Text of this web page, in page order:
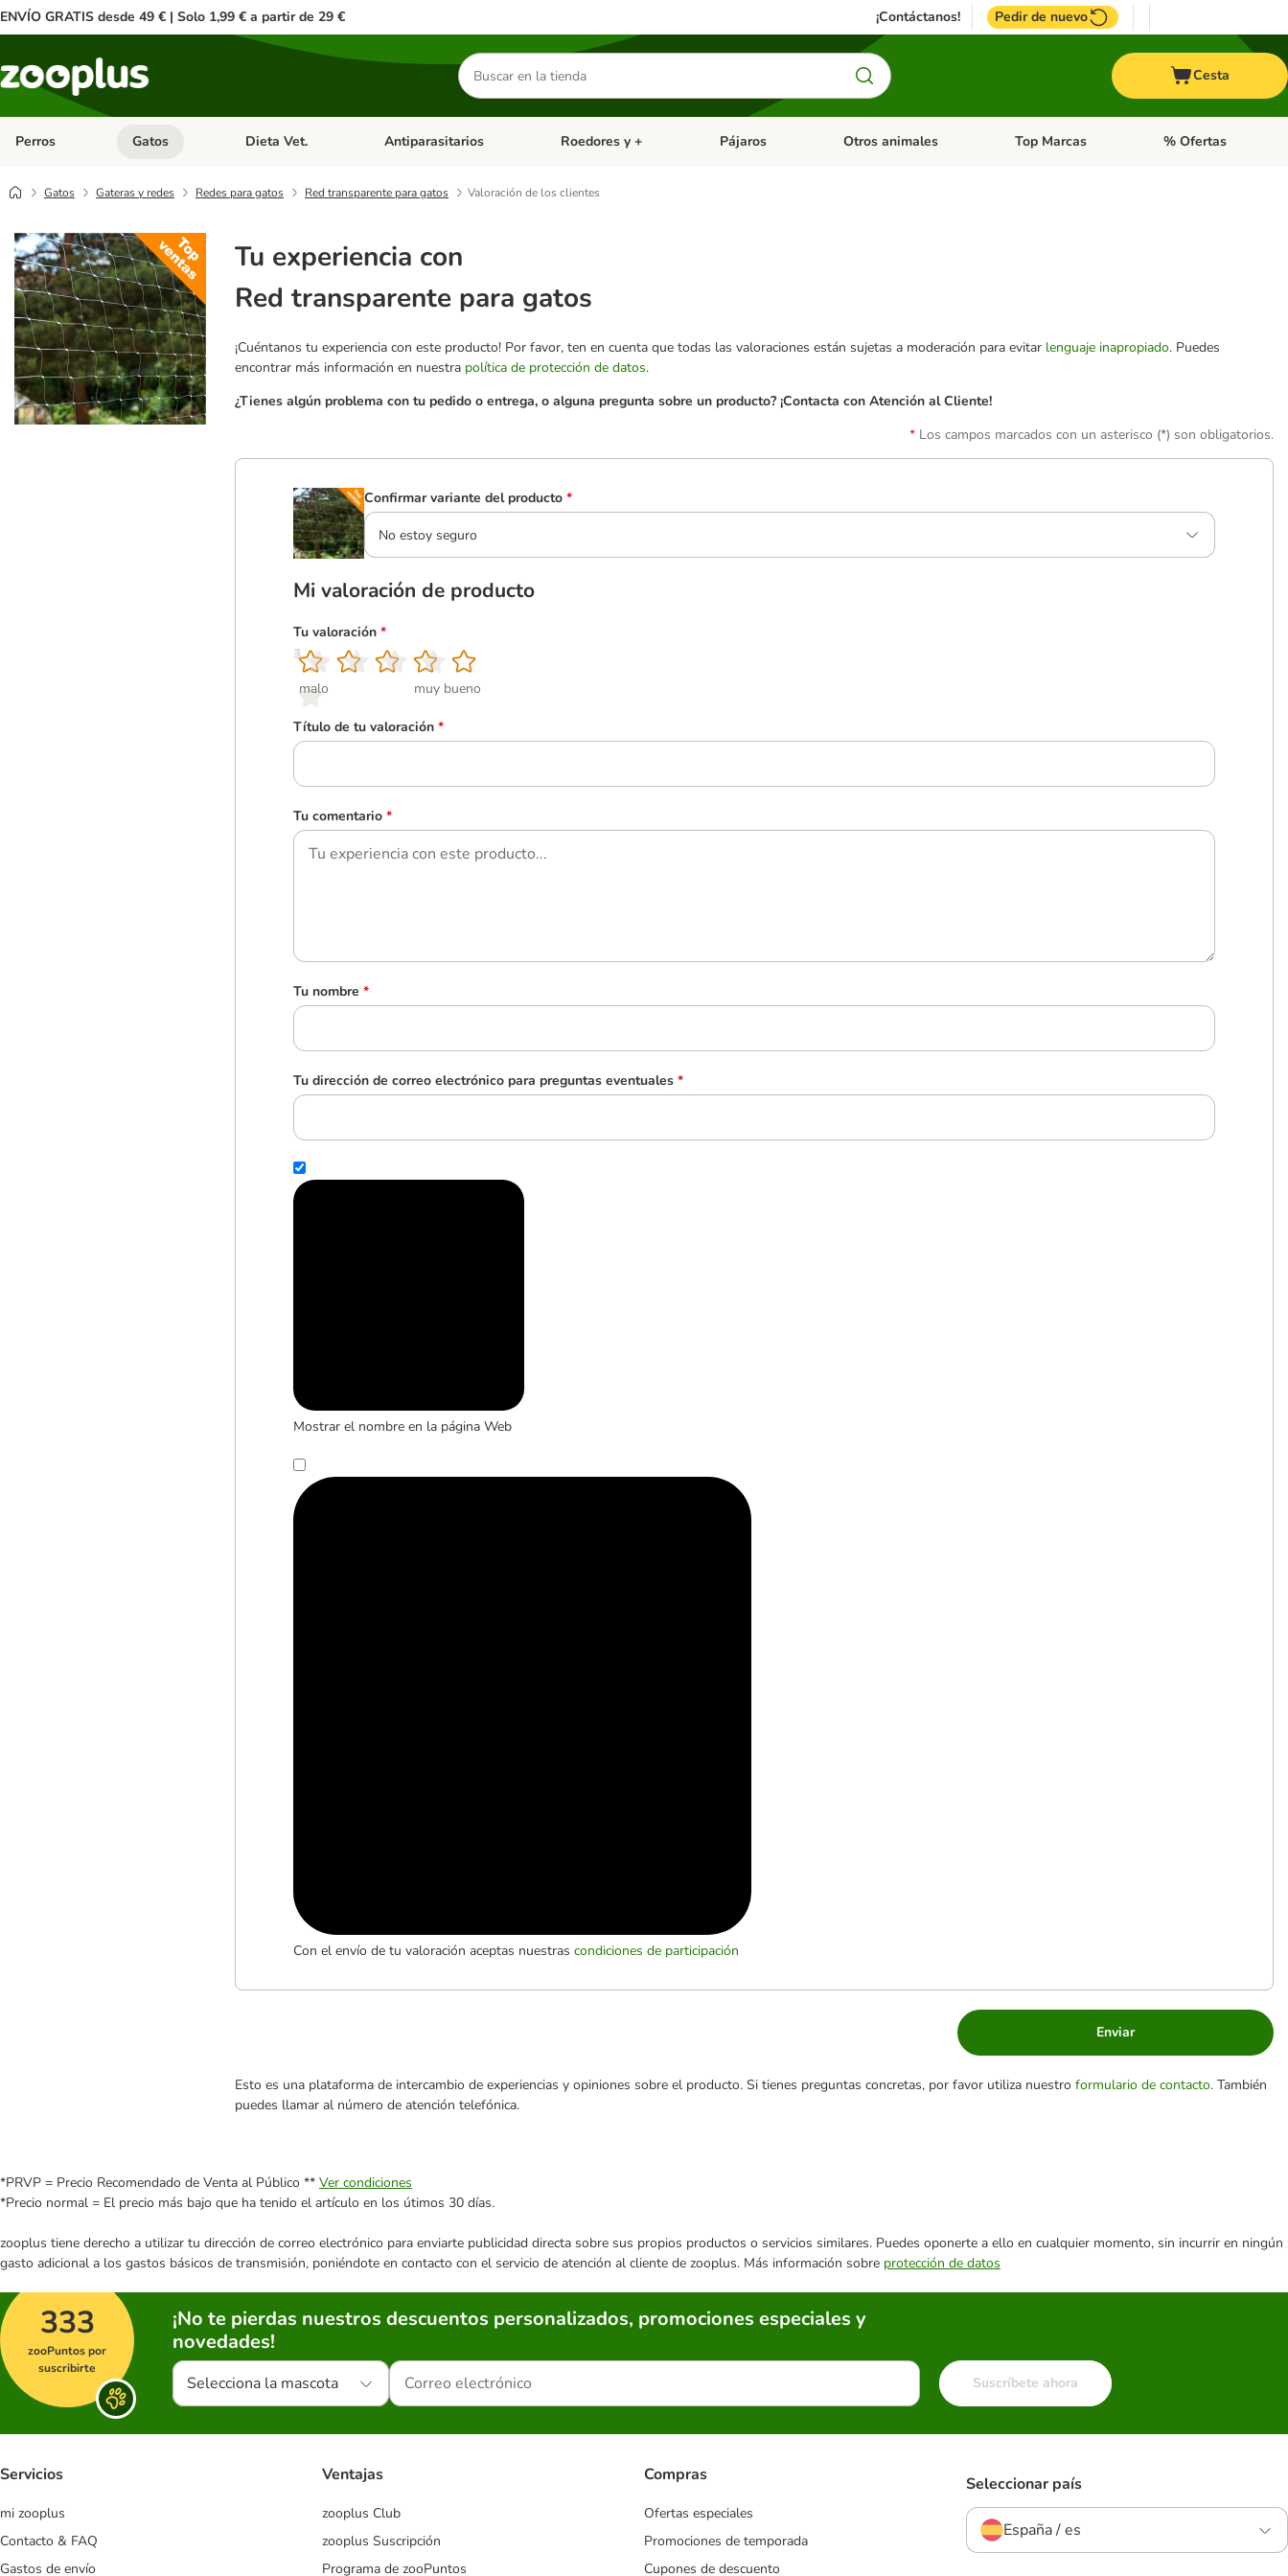
ENVÍO GRATIS desde 49 € | Solo 1,99 € a partir de 29 € ¡Contáctanos! Pedir de nuevo
Buscar
productos
Cesta
Perros Menú de categoria abierto: Perros
Gatos Menú de categoria abierto: Gatos
Dieta Vet. Menú de categoria abierto: Dieta Vet.
Antiparasitarios Menú de categoria abierto: Antiparasitarios
Roedores y + Menú de categoria abierto: Roedores y +
Pájaros Menú de categoria abierto: Pájaros
Otros animales Menú de categoria abierto: Otros animales
Top Marcas Menú de categoria
% Ofertas
Gatos Gateras y redes Redes para gatos Red transparente para gatos Valoración de los clientes
Tu experiencia con
Red transparente para gatos
¡Cuéntanos tu experiencia con este producto! Por favor, ten en cuenta que todas las valoraciones están sujetas a moderación para evitar lenguaje inapropiado. Puedes
encontrar más información en nuestra política de protección de datos.
¿Tienes algún problema con tu pedido o entrega, o alguna pregunta sobre un producto? ¡Contacta con Atención al Cliente!
Los campos marcados con un asterisco (*) son obligatorios.
Confirmar variante del producto *
No estoy seguro
Mi valoración de producto
Tu valoración *
1
malo
2
3
4
5
muy bueno
Título de tu valoración *
Tu comentario *
Tu nombre *
Tu dirección de correo electrónico para preguntas eventuales *
Mostrar el nombre en la página Web
Con el envío de tu valoración aceptas nuestras condiciones de participación
Enviar
Esto es una plataforma de intercambio de experiencias y opiniones sobre el producto. Si tienes preguntas concretas, por favor utiliza nuestro formulario de contacto. También
puedes llamar al número de atención telefónica.
*PRVP = Precio Recomendado de Venta al Público ** Ver condiciones
*Precio normal = El precio más bajo que ha tenido el artículo en los útimos 30 días.
zooplus tiene derecho a utilizar tu dirección de correo electrónico para enviarte publicidad directa sobre sus propios productos o servicios similares. Puedes oponerte a ello en cualquier momento, sin incurrir en ningún
gasto adicional a los gastos básicos de transmisión, poniéndote en contacto con el servicio de atención al cliente de zooplus. Más información sobre protección de datos
333
zooPuntos por
suscribirte
¡No te pierdas nuestros descuentos personalizados, promociones especiales y
novedades!
Selecciona la mascota Suscríbete ahora
Servicios
mi zooplus
Contacto & FAQ
Gastos de envío
Ventajas
zooplus Club
zooplus Suscripción
Programa de zooPuntos
Compras
Ofertas especiales
Promociones de temporada
Cupones de descuento
Seleccionar país
España / es